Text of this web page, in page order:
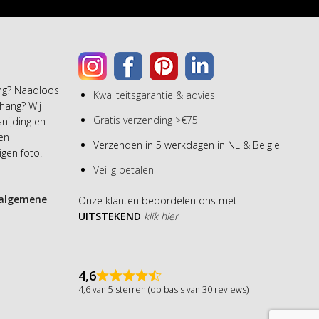
Naadloos
Wij
en
foto!
Kwaliteitsgarantie & advies
Gratis verzending >€75
Verzenden in 5 werkdagen in NL & Belgie
Veilig betalen
Onze klanten beoordelen ons met
UITSTEKEND klik hier
4,6
4,6 van 5 sterren (op basis van 30 reviews)